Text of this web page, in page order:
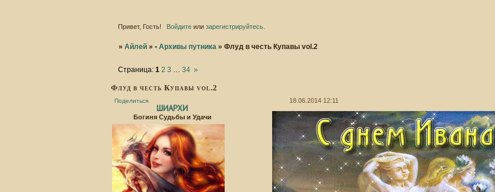
Привет, Гость! Войдитеили зарегистрируйтесь.
»Айлей »• Архивы путника »Флуд в честь Купавы vol.2
Флуд в честь Купавы vol.2
Страница:1 2 3 … 34 »
Поделиться 18.06.2014 12:11
ШИАРХИ
Богиня Судьбы и Удачи